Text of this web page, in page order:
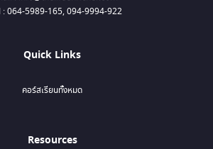
: 064-5989-165, 094-9994-922
Quick Links
คอร์สเรียนทั้งหมด
Resources